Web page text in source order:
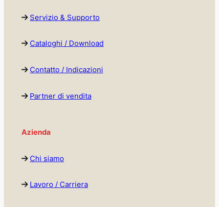
Servizio & Supporto
Cataloghi / Download
Contatto / Indicazioni
Partner di vendita
Azienda
Chi siamo
Lavoro / Carriera